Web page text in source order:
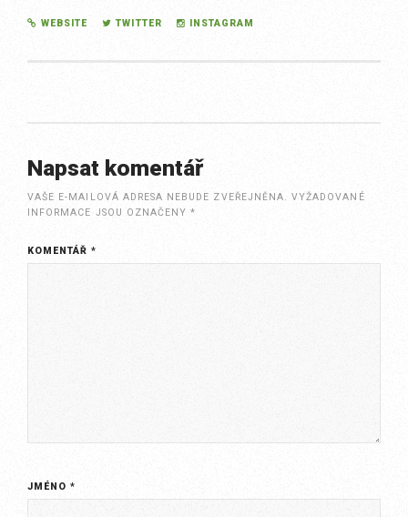
WEBSITE TWITTER INSTAGRAM
Napsat komentář
VAŠE E-MAILOVÁ ADRESA NEBUDE ZVEŘEJNĚNA. VYŽADOVANÉ
INFORMACE JSOU OZNAČENY*
KOMENTÁŘ*
JMÉNO*